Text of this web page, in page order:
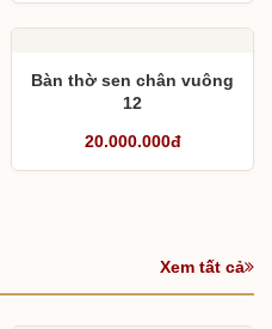
Bàn thờ sen chân vuông
12
20.000.000đ
Xem tất cả